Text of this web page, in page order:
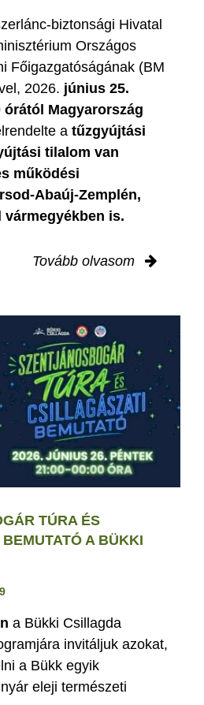
biztonsági Hivatal
Országos
Főigazgatóságának (BM
2026. június 25.
Magyarország
a tűzgyújtási
tilalom van
működési
Abaúj-Zemplén,
vármegyékben is.
Tovább olvasom
TÚRA ÉS
A BÜKKI
a Bükki Csillagda
invitáljuk azokat,
a Bükk egyik
eleji természeti